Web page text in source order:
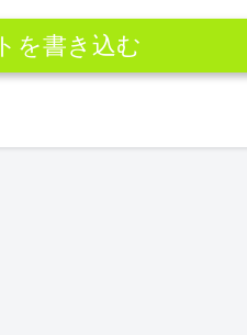
を書き込む